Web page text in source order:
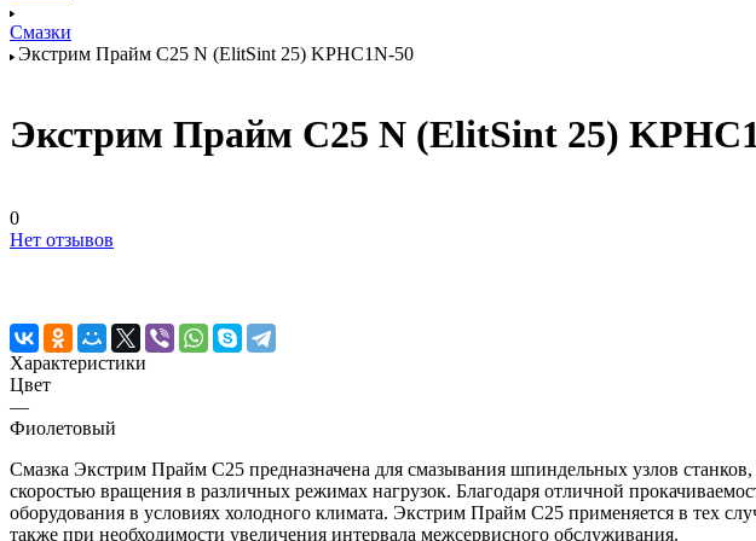
Смазки
Экстрим Прайм C25 N (ElitSint 25) KPHC1N-50
Экстрим Прайм C25 N (ElitSint 25)
0
Нет отзывов
Характеристики
Цвет
—
Фиолетовый
Смазка Экстрим Прайм C25 предназначена для смазывания шпиндельных узлов
скоростью вращения в различных режимах нагрузок. Благодаря отличной
оборудования в условиях холодного климата. Экстрим Прайм C25 применяется в тех
также при необходимости увеличения интервала межсервисного обслуживания.